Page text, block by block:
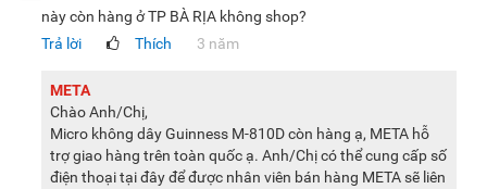
này còn hàng ở TP BÀ RỊA không shop?
Trả lời
Thích 3 năm
META
Chào Anh/Chị,
Micro không dây Guinness M-810D còn hàng ạ, META hỗ
trợ giao hàng trên toàn quốc ạ. Anh/Chị có thể cung cấp số
điện thoại tại đây để được nhân viên bán hàng META sẽ liên